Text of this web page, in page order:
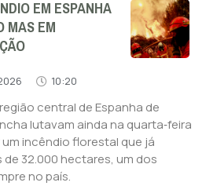
EM ESPANHA
MAS EM
10:20
central de Espanha de
lutavam ainda na quarta‑feira
incêndio florestal que já
32.000 hectares, um dos
no país.